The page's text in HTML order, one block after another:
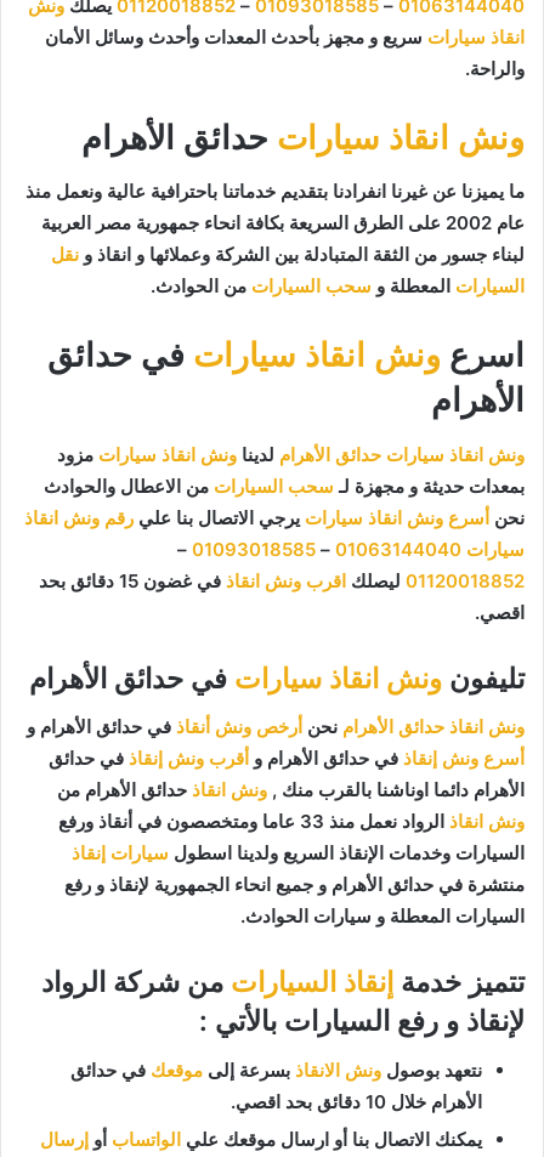
01063144040
–
01093018585
–
01120018852 يصلك ونش
انقاذ سيارات سريع و مجهز بأحدث المعدات وأحدث وسائل الأمان
والراحة.
ونش انقاذ سيارات حدائق الأهرام
ما يميزنا عن غيرنا انفرادنا بتقديم خدماتنا باحترافية عالية ونعمل منذ
عام 2002 على الطرق السريعة بكافة انحاء جمهورية مصر العربية
لبناء جسور من الثقة المتبادلة بين الشركة وعملائها و انقاذ و نقل
السيارات المعطلة و سحب السيارات من الحوادث.
اسرع ونش انقاذ سيارات في حدائق
الأهرام
ونش انقاذ سيارات حدائق الأهرام لدينا ونش انقاذ سيارات مزود
بمعدات حديثة و مجهزة لـ سحب السيارات من الاعطال والحوادث
نحن أسرع ونش انقاذ سيارات يرجي الاتصال بنا علي رقم ونش انقاذ
سيارات 01063144040
–
01093018585
–
01120018852 ليصلك اقرب ونش انقاذ
في غضون 15 دقائق بحد
اقصي.
تليفون ونش انقاذ سيارات في حدائق الأهرام
ونش انقاذ حدائق الأهرام نحن أرخص ونش أنقاذ في حدائق الأهرام و
أسرع ونش إنقاذ في حدائق الأهرام و أقرب ونش إنقاذ في حدائق
الأهرام دائما اوناشنا بالقرب منك , ونش انقاذ حدائق الأهرام من
ونش انقاذ
الرواد نعمل منذ 33 عاما ومتخصصون في أنقاذ ورفع
السيارات وخدمات الإنقاذ السريع ولدينا اسطول سيارات إنقاذ
منتشرة في حدائق الأهرام و جميع انحاء الجمهورية لإنقاذ و رفع
السيارات المعطلة و سيارات الحوادث.
تتميز خدمة إنقاذ السيارات من شركة الرواد
لإنقاذ و رفع السيارات بالأتي :
نتعهد بوصول ونش الانقاذ بسرعة إلى موقعك في حدائق
الأهرام خلال 10 دقائق بحد اقصي.
يمكنك الاتصال بنا أو ارسال موقعك علي الواتساب أو إرسال